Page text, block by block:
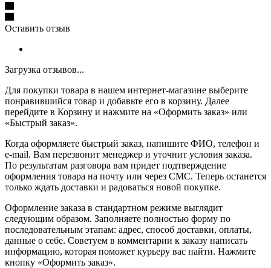
Оставить отзыв
Загрузка отзывов...
Для покупки товара в нашем интернет-магазине выберите
понравившийся товар и добавьте его в корзину. Далее
перейдите в Корзину и нажмите на «Оформить заказ» или
«Быстрый заказ».
Когда оформляете быстрый заказ, напишите ФИО, телефон и
e-mail. Вам перезвонит менеджер и уточнит условия заказа.
По результатам разговора вам придет подтверждение
оформления товара на почту или через СМС. Теперь останется
только ждать доставки и радоваться новой покупке.
Оформление заказа в стандартном режиме выглядит
следующим образом. Заполняете полностью форму по
последовательным этапам: адрес, способ доставки, оплаты,
данные о себе. Советуем в комментарии к заказу написать
информацию, которая поможет курьеру вас найти. Нажмите
кнопку «Оформить заказ».